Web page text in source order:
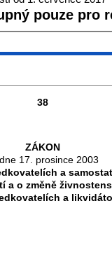
pouze pro
38
ZÁKON
17. prosince 2003
a
a o změně
a